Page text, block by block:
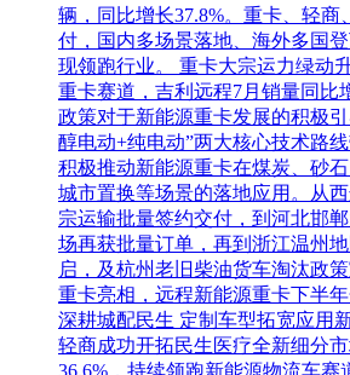
辆，同比增长37.8%。重卡、轻商
付，国内多场景落地、海外多国
现领跑行业。 重卡大宗运力绿动
重卡赛道，吉利远程7月销量同比
政策对于新能源重卡发展的积极
醇电动+纯电动”两大核心技术路
积极推动新能源重卡在煤炭、砂石
城市置换等场景的落地应用。从
宗运输批量签约交付，到河北邯
场再获批量订单，再到浙江温州
启，及杭州老旧柴油货车淘汰政
重卡亮相，远程新能源重卡下半
深耕城配民生 定制车型拓宽应用
轻商成功开拓民生医疗全新细分
36.6%，持续领跑新能源物流车赛